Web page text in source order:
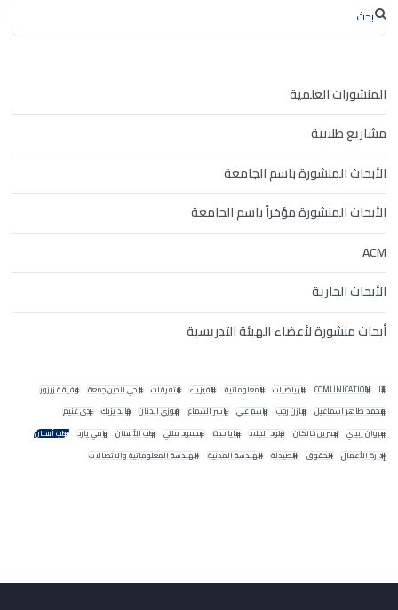
المنشورات العلمية
مشاريع طلابية
الأبحاث المنشورة باسم الجامعة
الأبحاث المنشورة مؤخراً باسم الجامعة
ACM
الأبحاث الجارية
أبحاث منشورة لأعضاء الهيئة التدريسية
IT
COMUNICATION الرياضيات المعلوماتية الفيزياء متفرقات محي الدين جمعة وفيقة زرزور
محمد طاهر اسماعيل مازن رجب باسم علي ياسر الشماع فوزي الدنان خالد يزبك ندى غنيم
مروان زبيبي نسرين خانكان خلود الجلاد مايا حدة محمود مللي طب الأسنان رامي يارد طب أسنان
إدارة الأعمال الحقوق الصيدلة الهندسة المدنية الهندسة المعلوماتية والاتصالات